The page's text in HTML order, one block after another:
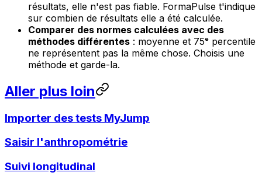
résultats, elle n'est pas fiable. FormaPulse t'indique
sur combien de résultats elle a été calculée.
Comparer des normes calculées avec des
méthodes différentes : moyenne et 75ᵉ percentile
ne représentent pas la même chose. Choisis une
méthode et garde-la.
Aller plus loin
Importer des tests MyJump
Saisir l'anthropométrie
Suivi longitudinal